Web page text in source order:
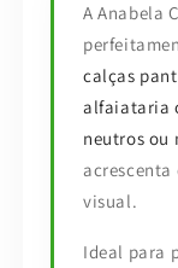
A Anabela
calças
alfaiataria
neutros ou
visual.
Ideal para